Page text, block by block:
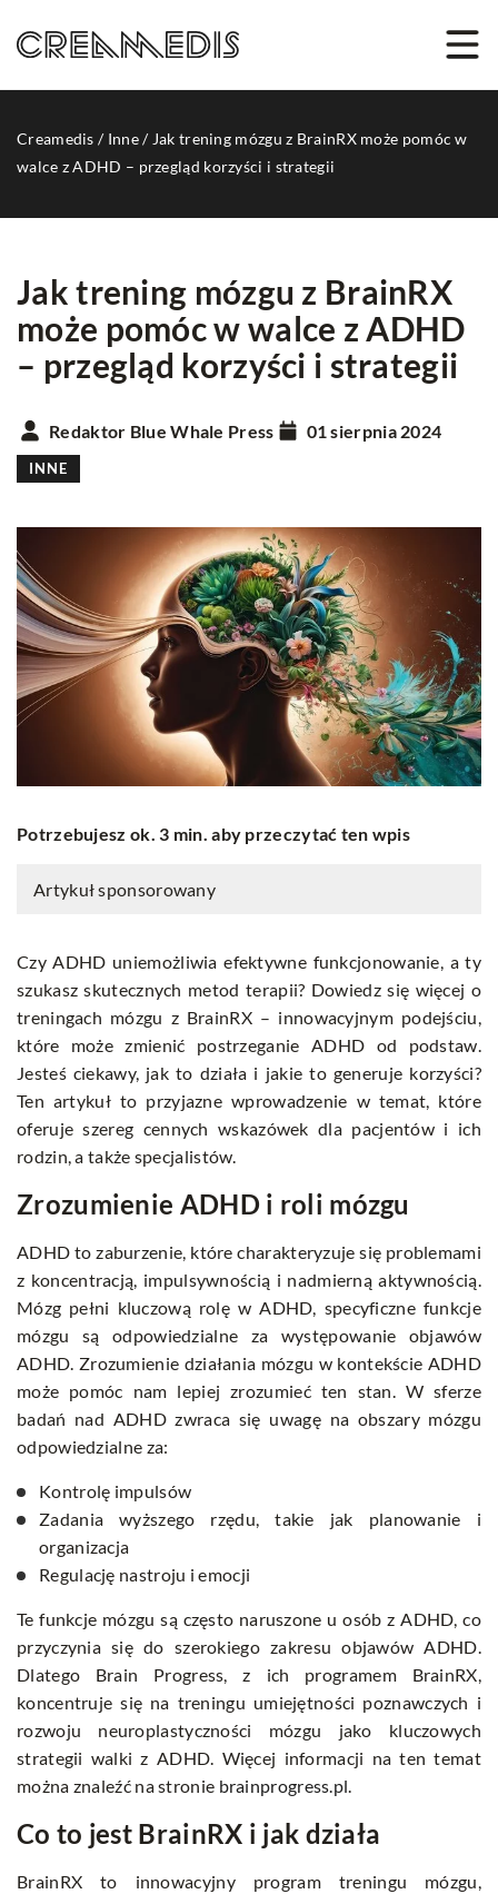
Creamedis / Inne/ Jak trening mózgu z BrainRX może pomóc w
walce z ADHD – przegląd korzyści i strategii
Jak trening mózgu z BrainRX
może pomóc w walce z ADHD
– przegląd korzyści i strategii
Redaktor Blue Whale Press 01 sierpnia 2024
INNE
Potrzebujesz ok. 3 min. aby przeczytać ten wpis
Artykuł sponsorowany
Czy ADHD uniemożliwia efektywne funkcjonowanie, a ty
szukasz skutecznych metod terapii? Dowiedz się więcej o
treningach mózgu z BrainRX – innowacyjnym podejściu,
które może zmienić postrzeganie ADHD od podstaw.
Jesteś ciekawy, jak to działa i jakie to generuje korzyści?
Ten artykuł to przyjazne wprowadzenie w temat, które
oferuje szereg cennych wskazówek dla pacjentów i ich
rodzin, a także specjalistów.
Zrozumienie ADHD i roli mózgu
ADHD to zaburzenie, które charakteryzuje się problemami
z koncentracją, impulsywnością i nadmierną aktywnością.
Mózg pełni kluczową rolę w ADHD, specyficzne funkcje
mózgu są odpowiedzialne za występowanie objawów
ADHD. Zrozumienie działania mózgu w kontekście ADHD
może pomóc nam lepiej zrozumieć ten stan. W sferze
badań nad ADHD zwraca się uwagę na obszary mózgu
odpowiedzialne za:
Kontrolę impulsów
Zadania wyższego rzędu, takie jak planowanie i
organizacja
Regulację nastroju i emocji
Te funkcje mózgu są często naruszone u osób z ADHD, co
przyczynia się do szerokiego zakresu objawów ADHD.
Dlatego Brain Progress, z ich programem BrainRX,
koncentruje się na treningu umiejętności poznawczych i
rozwoju neuroplastyczności mózgu jako kluczowych
strategii walki z ADHD. Więcej informacji na ten temat
można znaleźć na stronie brainprogress.pl.
Co to jest BrainRX i jak działa
BrainRX to innowacyjny program treningu mózgu,